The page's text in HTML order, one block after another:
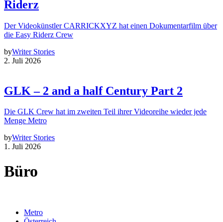
Riderz
Der Videokünstler CARRICKXYZ hat einen Dokumentarfilm über
die Easy Riderz Crew
byWriter Stories
2. Juli 2026
GLK – 2 and a half Century Part 2
Die GLK Crew hat im zweiten Teil ihrer Videoreihe wieder jede
Menge Metro
byWriter Stories
1. Juli 2026
Büro
Metro